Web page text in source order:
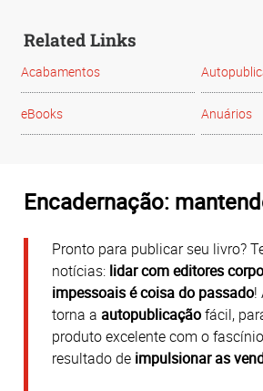
Related Links
Acabamentos
eBooks Anuários
Encadernação:
Pronto para publicar seu livro?
notícias: lidar com editores
impessoais é coisa do passado!
torna a autopublicaçãofácil,
produto excelente com o
resultado de impulsionar as